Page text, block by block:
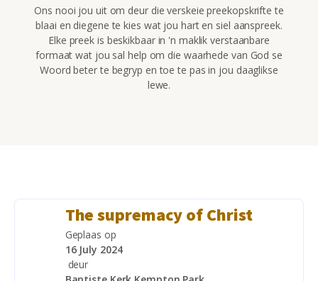
Ons nooi jou uit om deur die verskeie preekopskrifte te
blaai en diegene te kies wat jou hart en siel aanspreek.
Elke preek is beskikbaar in 'n maklik verstaanbare
formaat wat jou sal help om die waarhede van God se
Woord beter te begryp en toe te pas in jou daaglikse
lewe.
The supremacy of Christ
Geplaas op
16 July 2024
deur